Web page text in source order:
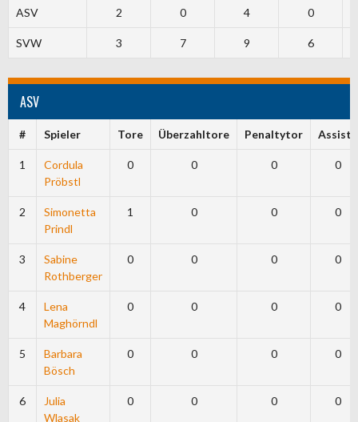
ASV 2 0 4 0
SVW 3 7 9 6
ASV
# Spieler Tore Überzahltore Penaltytor Assists
1
Cordula
Pröbstl
0 0 0 0
2
Simonetta
Prindl
1 0 0 0
3
Sabine
Rothberger
0 0 0 0
4
Lena
Maghörndl
0 0 0 0
5
Barbara
Bösch
0 0 0 0
6
Julia
Wlasak
0 0 0 0